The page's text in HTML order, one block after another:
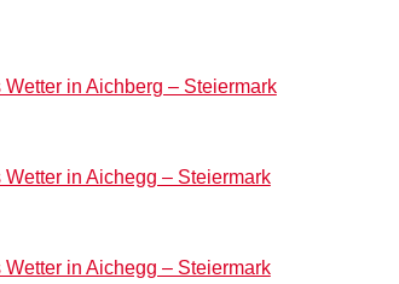
in Aichberg – Steiermark
in Aichegg – Steiermark
in Aichegg – Steiermark